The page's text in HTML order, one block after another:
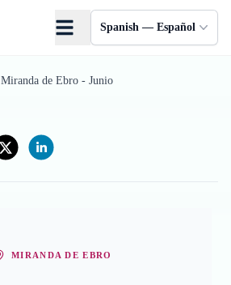
Spanish — Español
Miranda de Ebro - Junio
MIRANDA DE EBRO